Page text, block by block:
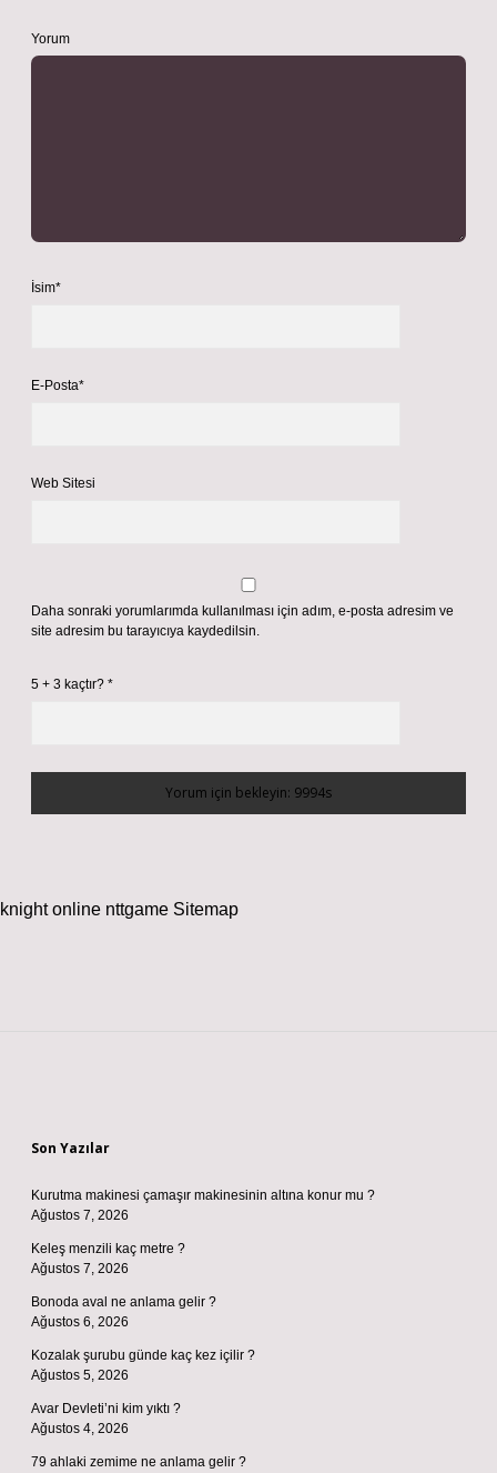
Yorum
İsim*
E-Posta*
Web Sitesi
Daha sonraki yorumlarımda kullanılması için adım, e-posta adresim ve
site adresim bu tarayıcıya kaydedilsin.
5 + 3 kaçtır? *
knight online nttgame Sitemap
Son Yazılar
Kurutma makinesi çamaşır makinesinin altına konur mu ?
Ağustos 7, 2026
Keleş menzili kaç metre ?
Ağustos 7, 2026
Bonoda aval ne anlama gelir ?
Ağustos 6, 2026
Kozalak şurubu günde kaç kez içilir ?
Ağustos 5, 2026
Avar Devleti’ni kim yıktı ?
Ağustos 4, 2026
79 ahlaki zemime ne anlama gelir ?